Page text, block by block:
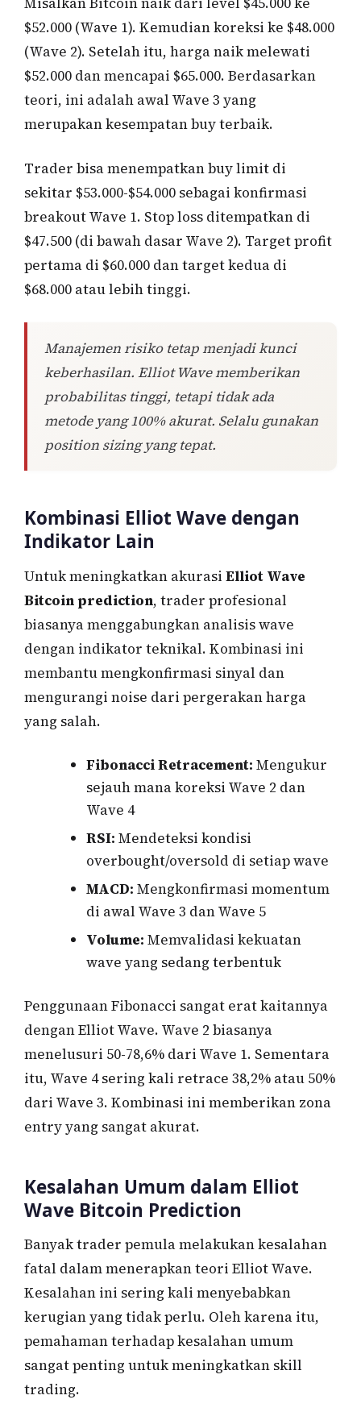
$52.000 (Wave 1). Kemudian koreksi ke $48.000
(Wave 2). Setelah itu, harga naik melewati
$52.000 dan mencapai $65.000. Berdasarkan
teori, ini adalah awal Wave 3 yang
merupakan kesempatan buy terbaik.
Trader bisa menempatkan buy limit di
sekitar $53.000-$54.000 sebagai konfirmasi
breakout Wave 1. Stop loss ditempatkan di
$47.500 (di bawah dasar Wave 2). Target profit
pertama di $60.000 dan target kedua di
$68.000 atau lebih tinggi.
Manajemen risiko tetap menjadi kunci
keberhasilan. Elliot Wave memberikan
probabilitas tinggi, tetapi tidak ada
metode yang 100% akurat. Selalu gunakan
position sizing yang tepat.
Kombinasi Elliot Wave dengan
Indikator Lain
Untuk meningkatkan akurasi Elliot Wave
Bitcoin prediction, trader profesional
biasanya menggabungkan analisis wave
dengan indikator teknikal. Kombinasi ini
membantu mengkonfirmasi sinyal dan
mengurangi noise dari pergerakan harga
yang salah.
Fibonacci Retracement: Mengukur
sejauh mana koreksi Wave 2 dan
Wave 4
RSI: Mendeteksi kondisi
overbought/oversold di setiap wave
MACD: Mengkonfirmasi momentum
di awal Wave 3 dan Wave 5
Volume: Memvalidasi kekuatan
wave yang sedang terbentuk
Penggunaan Fibonacci sangat erat kaitannya
dengan Elliot Wave. Wave 2 biasanya
menelusuri 50-78,6% dari Wave 1. Sementara
itu, Wave 4 sering kali retrace 38,2% atau 50%
dari Wave 3. Kombinasi ini memberikan zona
entry yang sangat akurat.
Kesalahan Umum dalam Elliot
Wave Bitcoin Prediction
Banyak trader pemula melakukan kesalahan
fatal dalam menerapkan teori Elliot Wave.
Kesalahan ini sering kali menyebabkan
kerugian yang tidak perlu. Oleh karena itu,
pemahaman terhadap kesalahan umum
sangat penting untuk meningkatkan skill
trading.